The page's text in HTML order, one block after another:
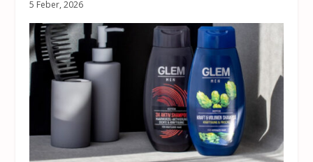
5 Feber, 2026